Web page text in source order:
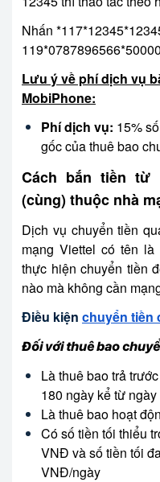
Nhấn
Lưu ý về phí dịch vụ
MobiPhone:
Phí dịch vụ: 15%
gốc của thuê bao
Cách bắn tiền từ
(cùng) thuộc nhà
Dịch vụ chuyển tiền
mạng Viettel có tên
thực hiện chuyển tiền
nào mà không cần
Điều kiện chuyển tiền
Đối với thuê bao
Là thuê bao trả
180 ngày kể từ
Là thuê bao hoạt
Có số tiền tối thiểu
VNĐ và số tiền tối
VNĐ/ngày